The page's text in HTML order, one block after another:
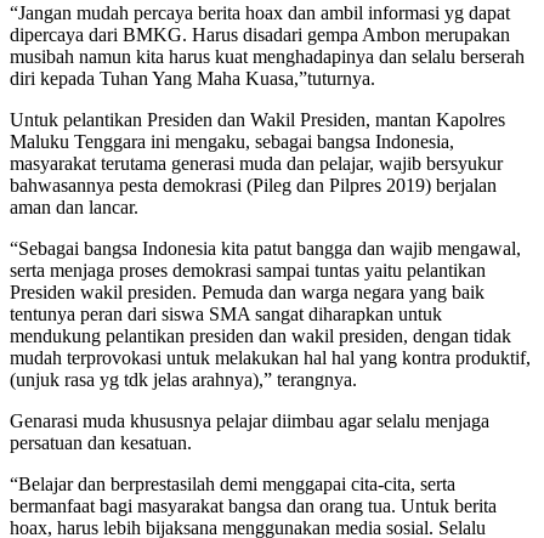
“Jangan mudah percaya berita hoax dan ambil informasi yg dapat
dipercaya dari BMKG. Harus disadari gempa Ambon merupakan
musibah namun kita harus kuat menghadapinya dan selalu berserah
diri kepada Tuhan Yang Maha Kuasa,”tuturnya.
Untuk pelantikan Presiden dan Wakil Presiden, mantan Kapolres
Maluku Tenggara ini mengaku, sebagai bangsa Indonesia,
masyarakat terutama generasi muda dan pelajar, wajib bersyukur
bahwasannya pesta demokrasi (Pileg dan Pilpres 2019) berjalan
aman dan lancar.
“Sebagai bangsa Indonesia kita patut bangga dan wajib mengawal,
serta menjaga proses demokrasi sampai tuntas yaitu pelantikan
Presiden wakil presiden. Pemuda dan warga negara yang baik
tentunya peran dari siswa SMA sangat diharapkan untuk
mendukung pelantikan presiden dan wakil presiden, dengan tidak
mudah terprovokasi untuk melakukan hal hal yang kontra produktif,
(unjuk rasa yg tdk jelas arahnya),” terangnya.
Genarasi muda khususnya pelajar diimbau agar selalu menjaga
persatuan dan kesatuan.
“Belajar dan berprestasilah demi menggapai cita-cita, serta
bermanfaat bagi masyarakat bangsa dan orang tua. Untuk berita
hoax, harus lebih bijaksana menggunakan media sosial. Selalu